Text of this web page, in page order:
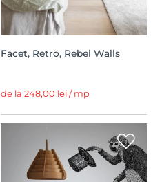
Facet, Retro, Rebel Walls
de la 248,00 lei / mp